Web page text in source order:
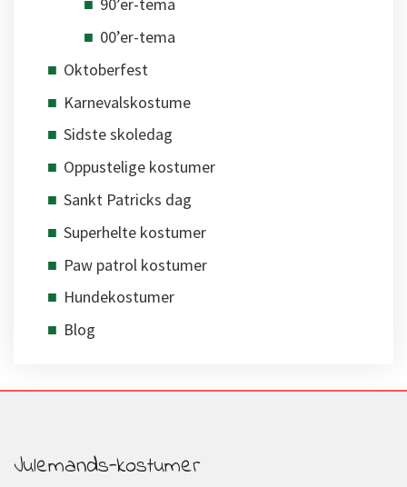
90’er-tema
00’er-tema
Oktoberfest
Karnevalskostume
Sidste skoledag
Oppustelige kostumer
Sankt Patricks dag
Superhelte kostumer
Paw patrol kostumer
Hundekostumer
Blog
Julemands-kostumer